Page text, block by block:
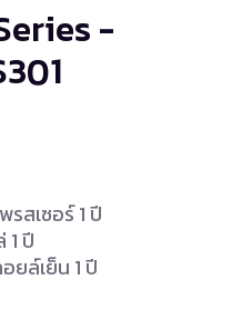
-
รสเซอร์ 1 ปี
1 ปี
ยล์เย็น 1 ปี